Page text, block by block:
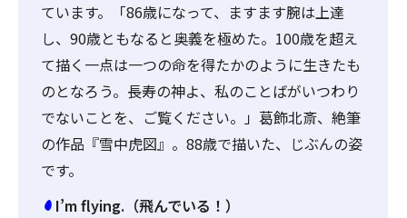
ています。「86歳になって、ますます腕は上達
し、90歳ともなると奥義を極めた。100歳を超え
て描く一点は一つの命を得たかのように生きたも
のとなろう。長寿の神よ、私のことばがいつわり
でないことを、ご覧ください。」葛飾北斎、絶筆
の作品『雪中虎図』。88歳で描いた、じぶんの姿
です。
I’m flying.（飛んでいる！）